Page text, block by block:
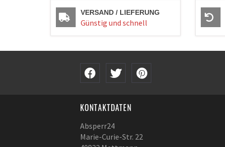
VERSAND / LIEFERUNG
Günstig und schnell
KONTAKTDATEN
Absperr24
Marie-Curie-Str. 22